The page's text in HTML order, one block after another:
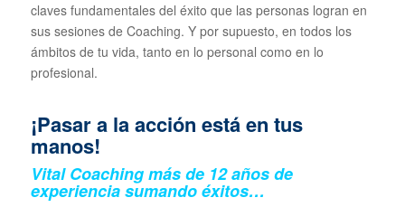
claves fundamentales del éxito que las personas logran en
sus sesiones de Coaching. Y por supuesto, en todos los
ámbitos de tu vida, tanto en lo personal como en lo
profesional.
¡Pasar a la acción está en tus
manos!
Vital Coaching más de 12 años de
experiencia sumando éxitos…